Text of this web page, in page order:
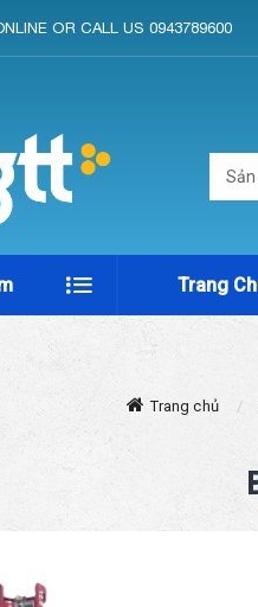
OR CALL US 0943789600
Trang
Trang chủ